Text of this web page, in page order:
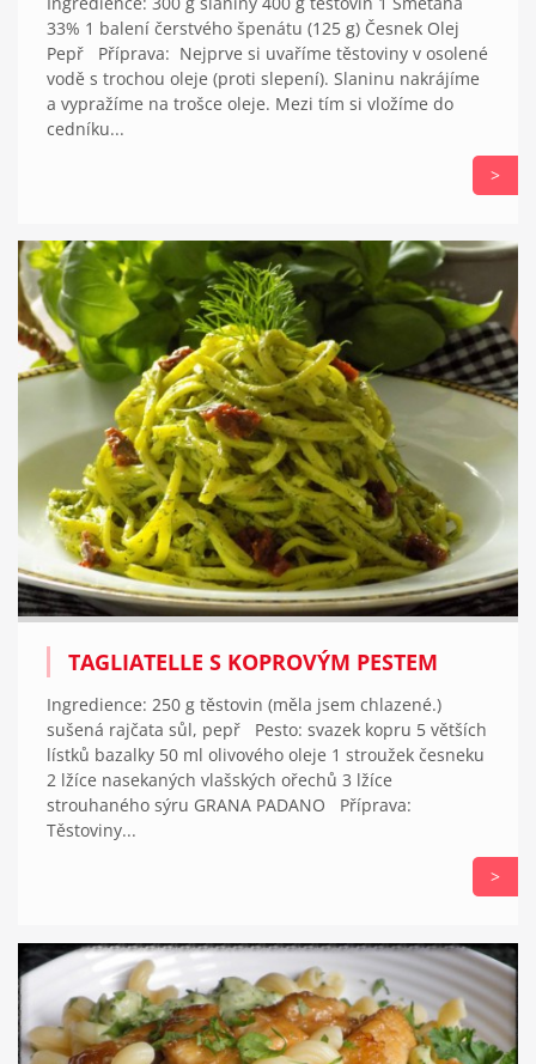
33% 1 balení čerstvého špenátu (125 g) Česnek Olej
Pepř Příprava: Nejprve si uvaříme těstoviny v osolené
vodě s trochou oleje (proti slepení). Slaninu nakrájíme
a vypražíme na trošce oleje. Mezi tím si vložíme do
cedníku...
>
TAGLIATELLE S KOPROVÝM PESTEM
Ingredience: 250 g těstovin (měla jsem chlazené.)
sušená rajčata sůl, pepř Pesto: svazek kopru 5 větších
lístků bazalky 50 ml olivového oleje 1 stroužek česneku
2 lžíce nasekaných vlašských ořechů 3 lžíce
strouhaného sýru GRANA PADANO Příprava:
Těstoviny...
>